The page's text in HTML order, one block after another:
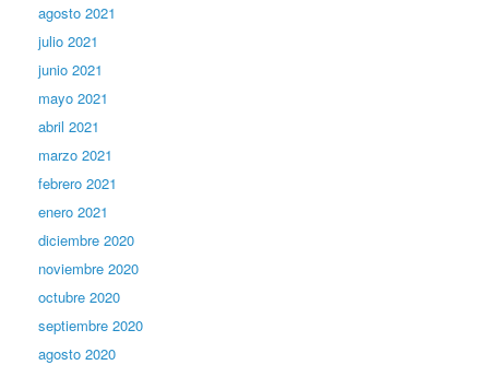
agosto 2021
julio 2021
junio 2021
mayo 2021
abril 2021
marzo 2021
febrero 2021
enero 2021
diciembre 2020
noviembre 2020
octubre 2020
septiembre 2020
agosto 2020